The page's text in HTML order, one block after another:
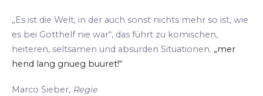
„Es ist die Welt, in der auch sonst nichts mehr so ist, wie
es bei Gotthelf nie war“, das führt zu komischen,
heiteren, seltsamen und absurden Situationen. „mer
hend lang gnueg buuret!“
Marco Sieber, Regie